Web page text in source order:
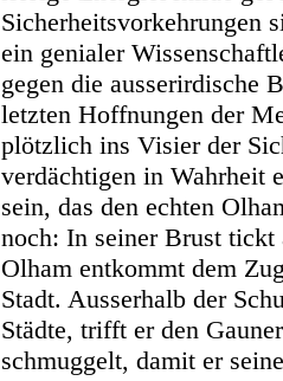
Sicherheitsvorkehrungen
ein genialer
gegen die ausserirdische
letzten Hoffnungen der
plötzlich ins Visier der
verdächtigen in Wahrheit
sein, das den echten
noch: In seiner Brust
Olham entkommt dem
Stadt. Ausserhalb der
Städte, trifft er den
schmuggelt, damit er